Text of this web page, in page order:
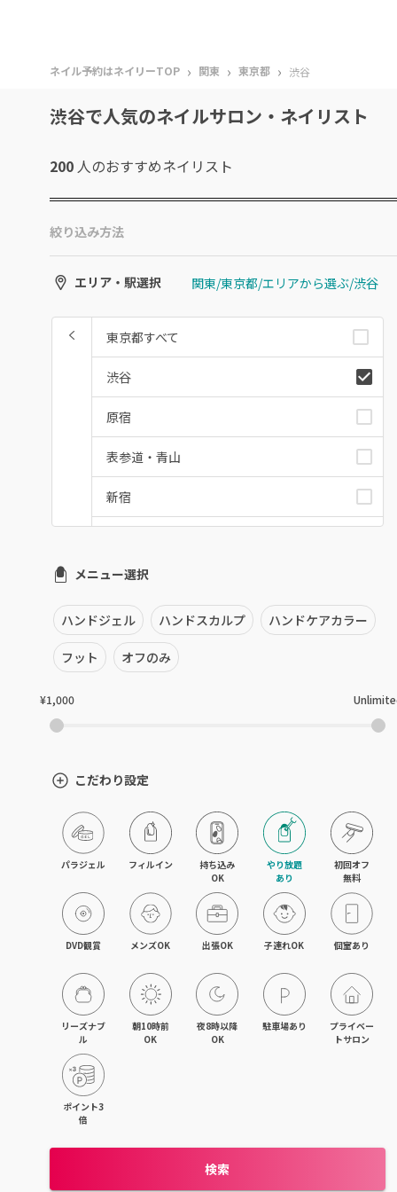
ネイル予約はネイリーTOP › 関東 › 東京都 › 渋谷
渋谷で人気のネイルサロン・ネイリスト
200 人のおすすめネイリスト
絞り込み方法
エリア・駅選択 関東/東京都/エリアから選ぶ/渋谷
東京都すべて
渋谷
原宿
表参道・青山
新宿
銀座・新橋・有楽町
恵比寿・代官山・中目黒
自由が丘・学芸大学
下北沢・代々木上原
目黒・戸越・武蔵小山
北千住・町屋・亀有
錦糸町・小岩・青砥
吉祥寺・荻窪・三鷹
立川・国立・国分寺
八王子・日野・昭島
日暮里・駒込・千駄木
メニュー選択
ハンドジェル ハンドスカルプ ハンドケアカラー
フット オフのみ
¥1,000
こだわり設定
パラジェル フィルイン
持ち込み
OK
やり放題
あり
初回オフ
無料
DVD観賞 メンズOK 出張OK 子連れOK 個室あり
リーズナブ
ル
朝10時前
OK
夜8時以降
OK
駐車場あり
プライベー
トサロン
ポイント3
倍
検索